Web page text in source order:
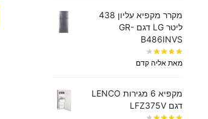
מקרר מקפיא עליון 438
‏ליטר LG דגם GR-
B486INVS
מאת אליה קדם
מקפיא 6 מגירות LENCO
דגם LFZ375V